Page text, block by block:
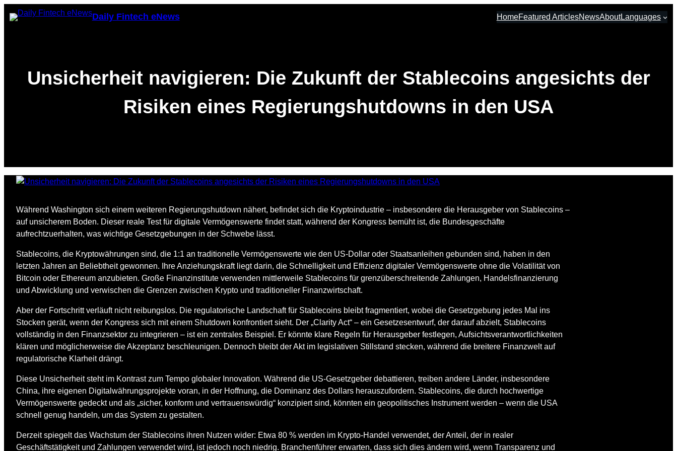
Skip
to
Daily Fintech eNews HomeFeatured ArticlesNewsAboutLanguages
Unsicherheit navigieren: Die Zukunft der Stablecoins angesichts der
Risiken eines Regierungshutdowns in den USA
Während Washington sich einem weiteren Regierungshutdown nähert, befindet sich die Kryptoindustrie – insbesondere die Herausgeber von Stablecoins –
auf unsicherem Boden. Dieser reale Test für digitale Vermögenswerte findet statt, während der Kongress bemüht ist, die Bundesgeschäfte
aufrechtzuerhalten, was wichtige Gesetzgebungen in der Schwebe lässt.
Stablecoins, die Kryptowährungen sind, die 1:1 an traditionelle Vermögenswerte wie den US-Dollar oder Staatsanleihen gebunden sind, haben in den
letzten Jahren an Beliebtheit gewonnen. Ihre Anziehungskraft liegt darin, die Schnelligkeit und Effizienz digitaler Vermögenswerte ohne die Volatilität von
Bitcoin oder Ethereum anzubieten. Große Finanzinstitute verwenden mittlerweile Stablecoins für grenzüberschreitende Zahlungen, Handelsfinanzierung
und Abwicklung und verwischen die Grenzen zwischen Krypto und traditioneller Finanzwirtschaft.
Aber der Fortschritt verläuft nicht reibungslos. Die regulatorische Landschaft für Stablecoins bleibt fragmentiert, wobei die Gesetzgebung jedes Mal ins
Stocken gerät, wenn der Kongress sich mit einem Shutdown konfrontiert sieht. Der „Clarity Act“ – ein Gesetzesentwurf, der darauf abzielt, Stablecoins
vollständig in den Finanzsektor zu integrieren – ist ein zentrales Beispiel. Er könnte klare Regeln für Herausgeber festlegen, Aufsichtsverantwortlichkeiten
klären und möglicherweise die Akzeptanz beschleunigen. Dennoch bleibt der Akt im legislativen Stillstand stecken, während die breitere Finanzwelt auf
regulatorische Klarheit drängt.
Diese Unsicherheit steht im Kontrast zum Tempo globaler Innovation. Während die US-Gesetzgeber debattieren, treiben andere Länder, insbesondere
China, ihre eigenen Digitalwährungsprojekte voran, in der Hoffnung, die Dominanz des Dollars herauszufordern. Stablecoins, die durch hochwertige
Vermögenswerte gedeckt und als „sicher, konform und vertrauenswürdig“ konzipiert sind, könnten ein geopolitisches Instrument werden – wenn die USA
schnell genug handeln, um das System zu gestalten.
Derzeit spiegelt das Wachstum der Stablecoins ihren Nutzen wider: Etwa 80 % werden im Krypto-Handel verwendet, der Anteil, der in realer
Geschäftstätigkeit und Zahlungen verwendet wird, ist jedoch noch niedrig. Branchenführer erwarten, dass sich dies ändern wird, wenn Transparenz und